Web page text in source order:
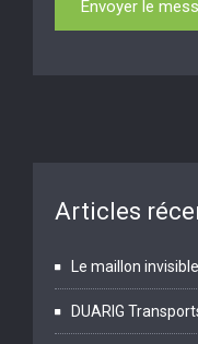
Articles
Le maillon
DUARIG